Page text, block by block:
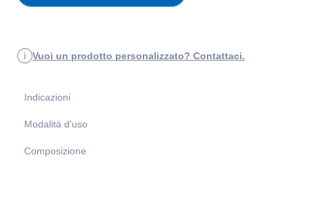
Vuoi un prodotto personalizzato? Contattaci.
Indicazioni
Modalità d'uso
Composizione